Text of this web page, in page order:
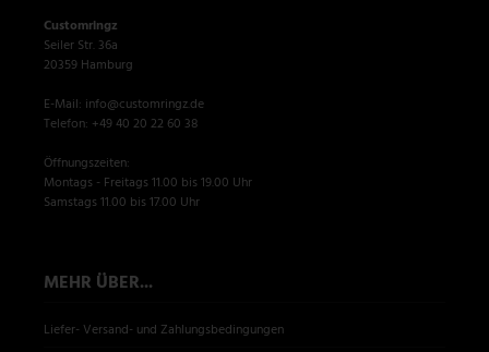
Customringz
Seiler Str. 36a
20359 Hamburg
E-Mail: info@customringz.de
Telefon: +49 40 20 22 60 38
Öffnungszeiten:
Montags - Freitags 11.00 bis 19.00 Uhr
Samstags 11.00 bis 17.00 Uhr
MEHR ÜBER...
Liefer- Versand- und Zahlungsbedingungen